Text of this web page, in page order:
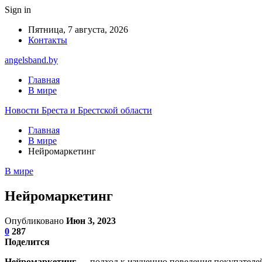
Sign in
Пятница, 7 августа, 2026
Контакты
angelsband.by
Главная
В мире
Новости Бреста и Брестской области
Главная
В мире
Нейромаркетинг
В мире
Нейромаркетинг
Опубликовано Июн 3, 2023
0 287
Поделится